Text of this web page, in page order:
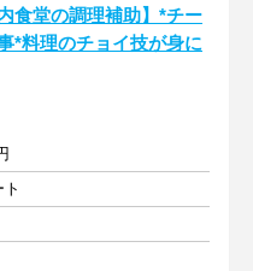
食堂の調理補助】*チー
*料理のチョイ技が身に